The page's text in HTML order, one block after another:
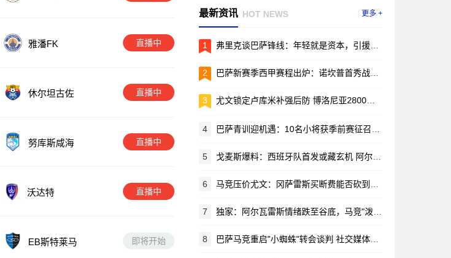
雅潘FK 直播中
休尔坦古佐 直播中
努库斯咸海 直播中
沃达特 直播中
EB斯特莱马 即将开始
最新资讯 HOT NEWS 更多 +
1 弗里克谈巴萨锋线：年轻就是资本，引援的事儿先放放
2 巴萨新赛季西甲赛程出炉：诺坎普首秀战毕包，两回合国家德比引爆焦点
3 尤文锁定卢库米补强后防 博洛尼亚2800万欧要价成转会关键
4 巴萨青训迎机遇：10名小将获季前赛征召令 哈姆扎等新星在列
5 戈麦斯爆料：西班牙队首发或藏玄机 阿尔瓦雷斯锁定马竞新赛季蓝图
6 马竞压价尤文：冈萨雷斯买断费能否砍到2000万？
7 独家：阿尔瓦雷斯情绪跌至谷底，马竞"泼脏水"言论激怒阿根廷新星
8 巴萨马竞重启"小蜘蛛"转会谈判 社交媒体风波无碍交易推进